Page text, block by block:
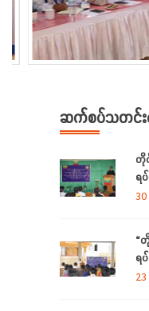
ဆက်စပ်သတင်းမ
တို
ရ
လို
“
ရ
ပ